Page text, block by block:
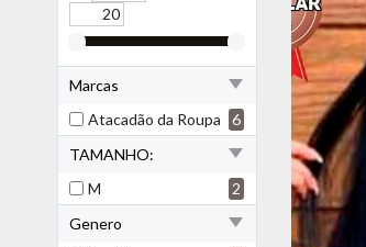
Marcas
Atacadão da Roupa
6
TAMANHO:
M
2
Genero